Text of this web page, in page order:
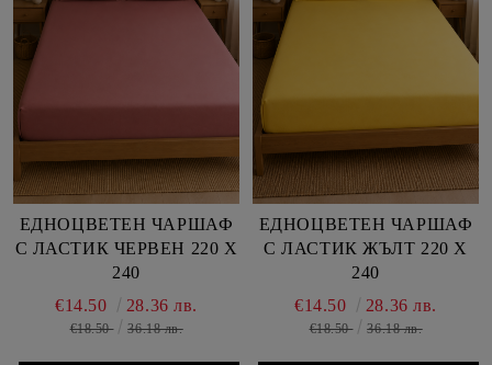
ЕДНОЦВЕТЕН ЧАРШАФ
С ЛАСТИК ЧЕРВЕН 220 Х
240
€14.50
28.36 лв.
€18.50 36.18 лв.
ЕДНОЦВЕТЕН ЧАРШАФ
С ЛАСТИК ЖЪЛТ 220 Х
240
€14.50
28.36 лв.
€18.50 36.18 лв.